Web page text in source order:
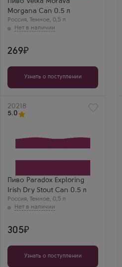
Morgana Can 0.5 л
Россия, Темное, 0,5 л
269
Узнать о поступлении
Артикул
20218
5.0
Пиво Paradox Exploring
Irish Dry Stout Can 0.5 л
Россия, Темное, 0,5 л
305
Узнать о поступлении